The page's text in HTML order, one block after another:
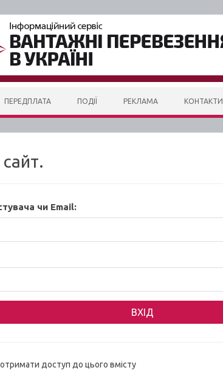
ПЕРЕДПЛАТА ПОДІЇ РЕКЛАМА КОНТАКТИ
сайт.
чи Email:
доступ до цього вмісту